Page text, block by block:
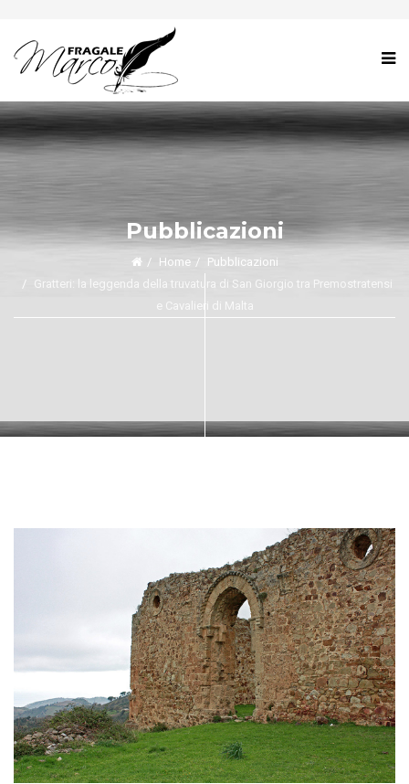
Pubblicazioni
Home
Pubblicazioni
Gratteri: la leggenda della truvatura di San Giorgio tra Premostratensi
e Cavalieri di Malta